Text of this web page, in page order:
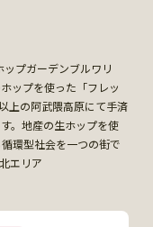
プガーデンブルワリ
ップを使った「フレッ
上の阿武隈高原にて手済
。地産の生ホップを使
環型社会を一つの街で
エリア